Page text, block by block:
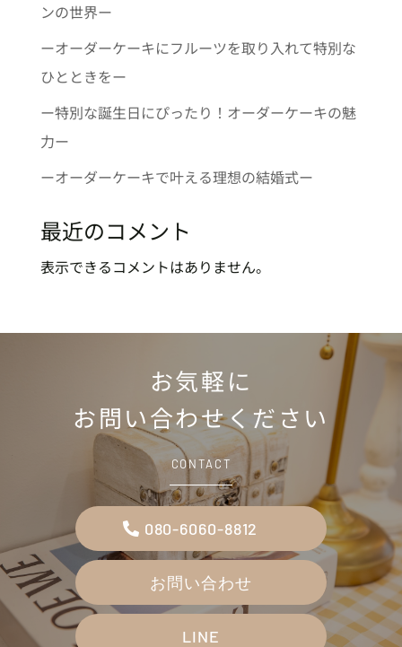
ンの世界ー
ーオーダーケーキにフルーツを取り入れて特別な
ひとときをー
ー特別な誕生日にぴったり！オーダーケーキの魅
力ー
ーオーダーケーキで叶える理想の結婚式ー
最近のコメント
表示できるコメントはありません。
お気軽に
お問い合わせください
CONTACT
080-6060-8812
お問い合わせ
LINE